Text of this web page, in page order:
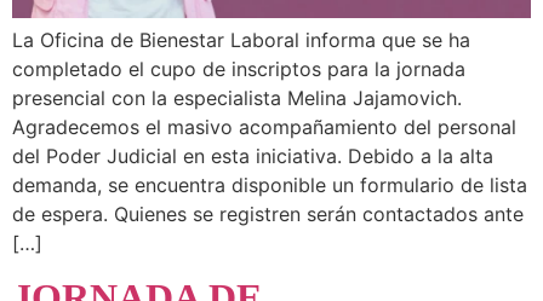
La Oficina de Bienestar Laboral informa que se ha
completado el cupo de inscriptos para la jornada
presencial con la especialista Melina Jajamovich.
Agradecemos el masivo acompañamiento del personal
del Poder Judicial en esta iniciativa. Debido a la alta
demanda, se encuentra disponible un formulario de lista
de espera. Quienes se registren serán contactados ante
[…]